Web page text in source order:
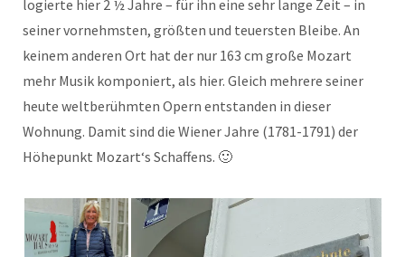
logierte hier 2 ½ Jahre – für ihn eine sehr lange Zeit – in
seiner vornehmsten, größten und teuersten Bleibe. An
keinem anderen Ort hat der nur 163 cm große Mozart
mehr Musik komponiert, als hier. Gleich mehrere seiner
heute weltberühmten Opern entstanden in dieser
Wohnung. Damit sind die Wiener Jahre (1781-1791) der
Höhepunkt Mozart‘s Schaffens. 🙂